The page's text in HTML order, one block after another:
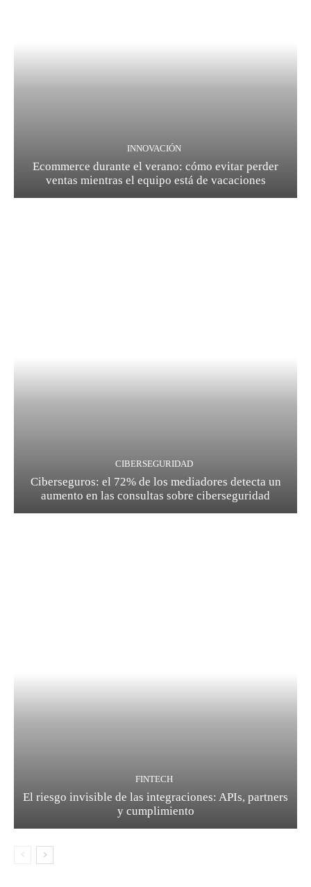
INNOVACIÓN
Ecommerce durante el verano: cómo evitar perder
ventas mientras el equipo está de vacaciones
CIBERSEGURIDAD
Ciberseguros: el 72% de los mediadores detecta un
aumento en las consultas sobre ciberseguridad
FINTECH
El riesgo invisible de las integraciones: APIs, partners
y cumplimiento